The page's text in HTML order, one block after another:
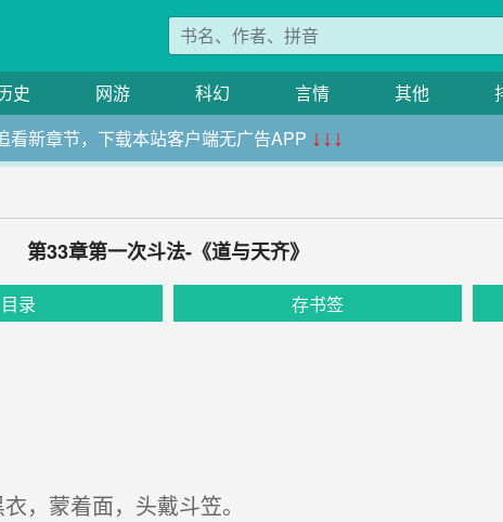
史 网游 科幻 言情 其他
看新章节，下载本站客户端无广告APP ↓↓↓
第33章第一次斗法-《道与天齐》
目录 存书签
，蒙着面，头戴斗笠。